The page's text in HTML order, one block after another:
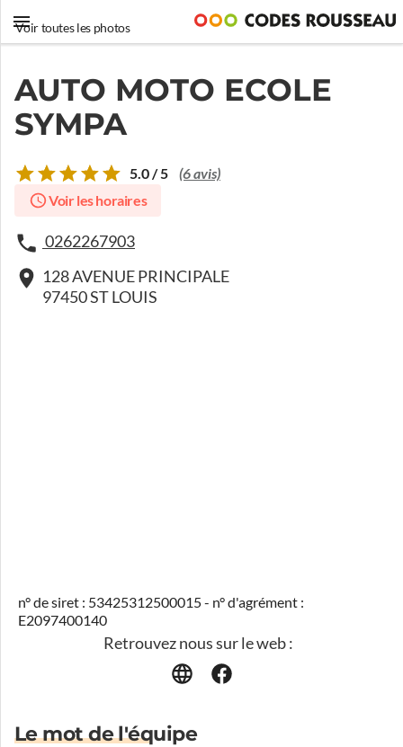
Voir toutes les photos
AUTO MOTO ECOLE
SYMPA
5.0 / 5 (6 avis)
Voir les horaires
0262267903
128 AVENUE PRINCIPALE
97450 ST LOUIS
n° de siret : 53425312500015 - n° d'agrément :
E2097400140
Retrouvez nous sur le web :
Le mot de l'équipe